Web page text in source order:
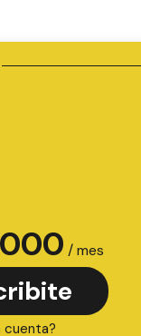
/ mes
cuenta?